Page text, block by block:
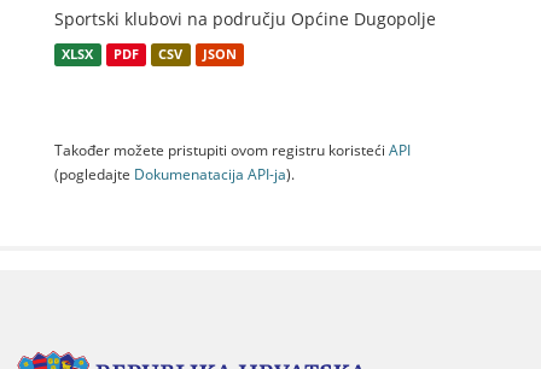
Sportski klubovi na području Općine Dugopolje
XLSX PDF CSV JSON
Također možete pristupiti ovom registru koristeći API
(pogledajte Dokumenаtаcijа API-jа).